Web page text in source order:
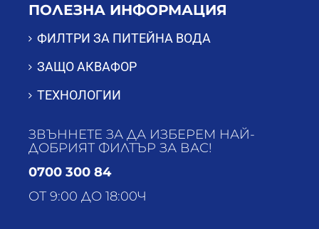
ПОЛЕЗНА ИНФОРМАЦИЯ
ФИЛТРИ ЗА ПИТЕЙНА ВОДА
ЗАЩО АКВАФОР
ТЕХНОЛОГИИ
ЗВЪННЕТЕ ЗА ДА ИЗБЕРЕМ НАЙ-
ДОБРИЯТ ФИЛТЪР ЗА ВАС!
0700 300 84
ОТ 9:00 ДО 18:00Ч